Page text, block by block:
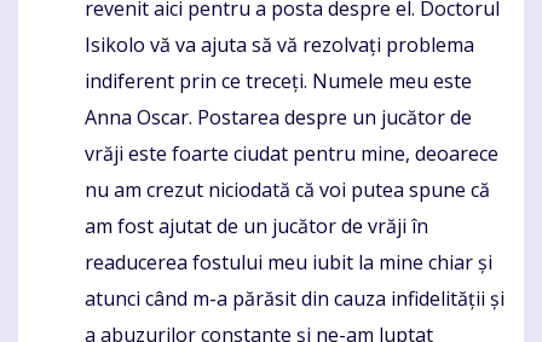
revenit aici pentru a posta despre el. Doctorul
Isikolo vă va ajuta să vă rezolvați problema
indiferent prin ce treceți. Numele meu este
Anna Oscar. Postarea despre un jucător de
vrăji este foarte ciudat pentru mine, deoarece
nu am crezut niciodată că voi putea spune că
am fost ajutat de un jucător de vrăji în
readucerea fostului meu iubit la mine chiar și
atunci când m-a părăsit din cauza infidelității și
a abuzurilor constante și ne-am luptat